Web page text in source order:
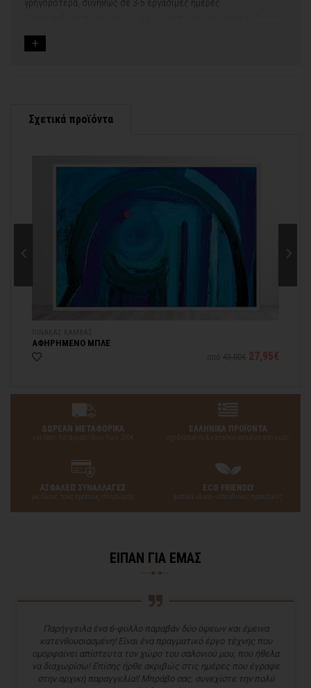
γρηγορότερα, συνήθως σε 3-5 εργάσιμες ημέρες.
Εφόσον επιλέξετε να προσθέσετε και διακοσμητική κορνίζα
λίγος περισσότερος χρόνος για να παραδοθεί.
Μπορείτε πάντα να επικοινωνείτε μαζί μας για περισσότερες
contact@thinkart.gr
Σχετικά προϊόντα
ΑΦΗΡΗΜΕΝΟ ΜΠΛΕ
27,95€
ΔΩΡΕΑΝ ΜΕΤΑΦΟΡΙΚΑ
για όλες τις αγορές άνω των 200€
ΕΛΛΗΝΙΚΑ ΠΡΟΪΟΝΤΑ
σχεδιασμένα & κατασκευασμένα από εμάς
ΑΣΦΑΛΕΙΣ ΣΥΝΑΛΛΑΓΕΣ
με όλους τους τρόπους πληρωμής
ECO FRIENDLY
φυσικά υλικά - υπεύθυνες πρακτικές
ΕΙΠΑΝ ΓΙΑ ΕΜΑΣ
Παρήγγειλα ένα 6-φυλλο παραβάν δύο όψεων και έμεινα
κατενθουσιασμένη! Είναι ένα πραγματικό έργο τέχνης που
ομορφαίνει απίστευτα τον χώρο του σαλονιού μου, που ήθελα
να διαχωρίσω! Επίσης ήρθε ακριβώς στις ημέρες που έγραφε
στην αρχική παραγγελία!! Μπράβο σας, συνεχίστε την πολύ